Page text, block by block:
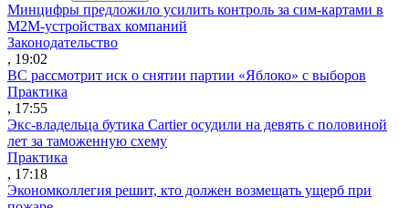
Минцифры предложило усилить контроль за сим-картами в
M2M-устройствах компаний
Законодательство
, 19:02
ВС рассмотрит иск о снятии партии «Яблоко» с выборов
Практика
, 17:55
Экс-владельца бутика Cartier осудили на девять с половиной
лет за таможенную схему
Практика
, 17:18
Экономколлегия решит, кто должен возмещать ущерб при